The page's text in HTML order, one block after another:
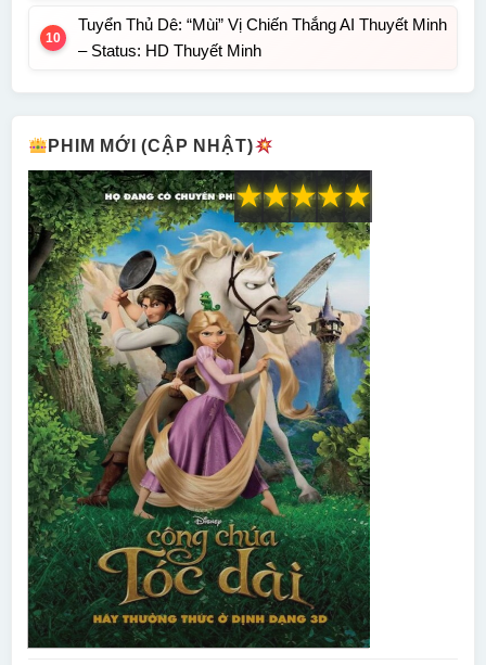
Tuyển Thủ Dê: “Mùi” Vị Chiến Thắng AI Thuyết Minh
– Status: HD Thuyết Minh
PHIM MỚI (CẬP NHẬT)
★
★
★
★
★